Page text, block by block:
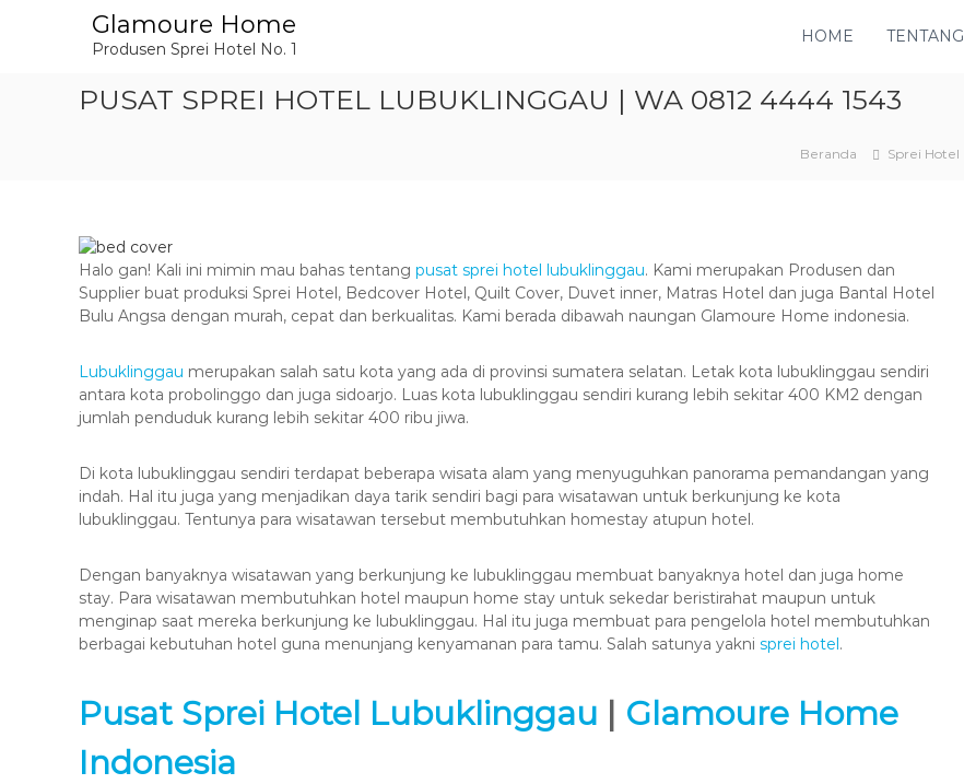
Glamoure Home
Produsen Sprei Hotel No. 1
HOME
PUSAT SPREI HOTEL LUBUKLINGGAU | WA 0812 4444 1543
Beranda Sprei Hotel
Halo gan! Kali ini mimin mau bahas tentang pusat sprei hotel lubuklinggau. Kami merupakan Produsen dan
Supplier buat produksi Sprei Hotel, Bedcover Hotel, Quilt Cover, Duvet inner, Matras Hotel dan juga Bantal Hotel
Bulu Angsa dengan murah, cepat dan berkualitas. Kami berada dibawah naungan Glamoure Home indonesia.
Lubuklinggau merupakan salah satu kota yang ada di provinsi sumatera selatan. Letak kota lubuklinggau sendiri
antara kota probolinggo dan juga sidoarjo. Luas kota lubuklinggau sendiri kurang lebih sekitar 400 KM2 dengan
jumlah penduduk kurang lebih sekitar 400 ribu jiwa.
Di kota lubuklinggau sendiri terdapat beberapa wisata alam yang menyuguhkan panorama pemandangan yang
indah. Hal itu juga yang menjadikan daya tarik sendiri bagi para wisatawan untuk berkunjung ke kota
lubuklinggau. Tentunya para wisatawan tersebut membutuhkan homestay atupun hotel.
Dengan banyaknya wisatawan yang berkunjung ke lubuklinggau membuat banyaknya hotel dan juga home
stay. Para wisatawan membutuhkan hotel maupun home stay untuk sekedar beristirahat maupun untuk
menginap saat mereka berkunjung ke lubuklinggau. Hal itu juga membuat para pengelola hotel membutuhkan
berbagai kebutuhan hotel guna menunjang kenyamanan para tamu. Salah satunya yakni sprei hotel.
Pusat Sprei Hotel Lubuklinggau | Glamoure Home
Indonesia